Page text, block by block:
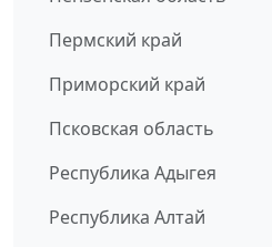
Пермский край
Приморский край
Псковская область
Республика Адыгея
Республика Алтай